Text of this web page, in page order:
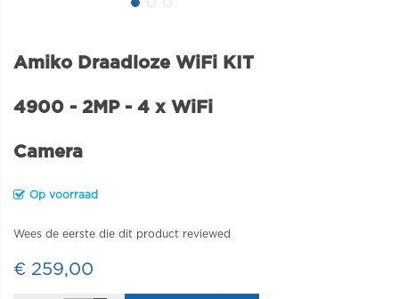
Amiko Draadloze WiFi KIT
4900 - 2MP - 4 x WiFi
Camera
Op voorraad
Wees de eerste die dit product reviewed
€ 259,00